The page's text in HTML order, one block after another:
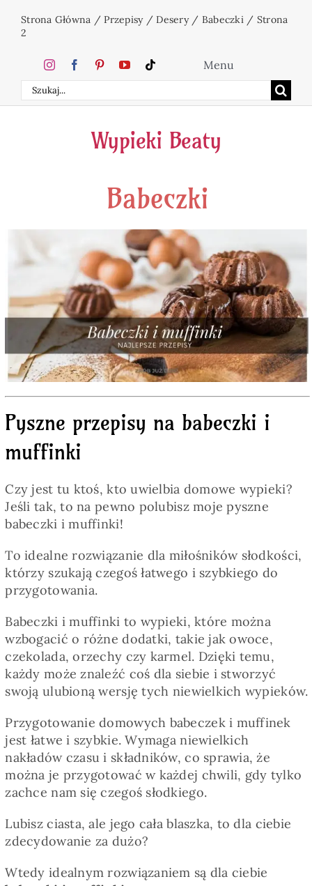
Strona Główna /Przepisy/Desery/ Babeczki/ Strona
2
Szukaj
Menu
Home
Ciasta
Desery
Napoje
Pieczywo
Przetwory
Posiłki
Kuchnie świata
SKLEP
Wypieki Beaty
Babeczki
Pyszne przepisy na babeczki i
muffinki
Czy jest tu ktoś, kto uwielbia domowe wypieki?
Jeśli tak, to na pewno polubisz moje pyszne
babeczki i muffinki!
To idealne rozwiązanie dla miłośników słodkości,
którzy szukają czegoś łatwego i szybkiego do
przygotowania.
Babeczki i muffinki to wypieki, które można
wzbogacić o różne dodatki, takie jak owoce,
czekolada, orzechy czy karmel. Dzięki temu,
każdy może znaleźć coś dla siebie i stworzyć
swoją ulubioną wersję tych niewielkich wypieków.
Przygotowanie domowych babeczek i muffinek
jest łatwe i szybkie. Wymaga niewielkich
nakładów czasu i składników, co sprawia, że
można je przygotować w każdej chwili, gdy tylko
zachce nam się czegoś słodkiego.
Lubisz ciasta, ale jego cała blaszka, to dla ciebie
zdecydowanie za dużo?
Wtedy idealnym rozwiązaniem są dla ciebie